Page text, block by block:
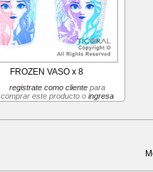
FROZEN VASO x 8
registrate como clientepara
comprar este producto o ingresa